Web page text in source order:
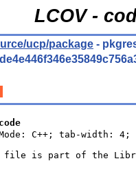
LCOV -
ucp/package -
C++; tab-width: